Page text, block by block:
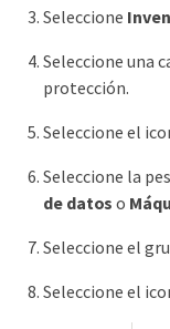
Seleccione
Seleccione una
protección.
Seleccione el
Seleccione la
de datos o
Seleccione el
Seleccione el